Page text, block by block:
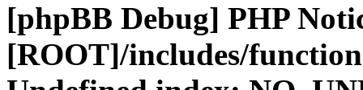
[phpBB Debug] PHP
[ROOT]/includes/